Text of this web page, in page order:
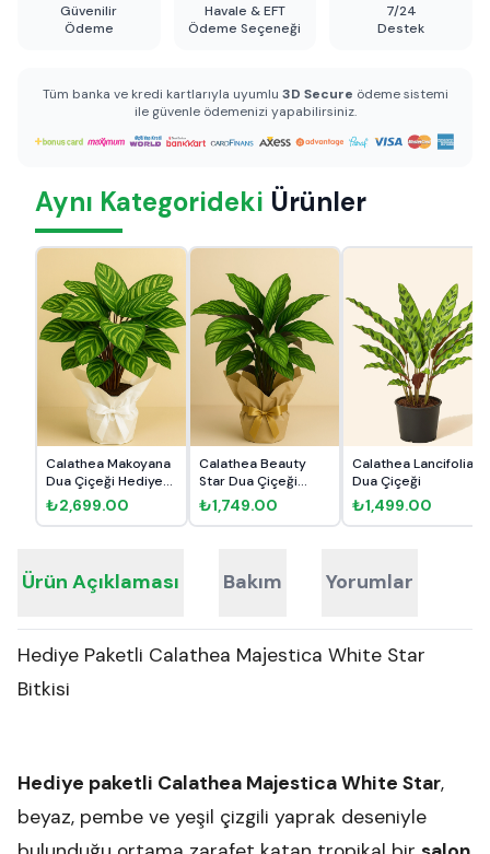
Güvenilir
Ödeme
Havale & EFT
Ödeme Seçeneği
7/24
Destek
Tüm banka ve kredi kartlarıyla uyumlu 3D Secure ödeme sistemi
ile güvenle ödemenizi yapabilirsiniz.
Aynı Kategorideki Ürünler
Calathea Makoyana
Dua Çiçeği Hediye
Pake...
₺2,699.00
Calathea Beauty
Star Dua Çiçeği
Hediye P...
₺1,749.00
Calathea Lancifolia
Dua Çiçeği
₺1,499.00
Ürün Açıklaması Bakım Yorumlar
Hediye Paketli Calathea Majestica White Star
Bitkisi
Hediye paketli Calathea Majestica White Star,
beyaz, pembe ve yeşil çizgili yaprak deseniyle